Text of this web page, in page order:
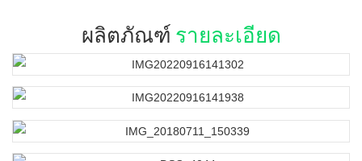
ผลิตภัณฑ์ รายละเอียด